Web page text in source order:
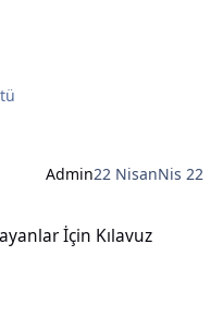
Admin22 NisanNis 22
İçin Kılavuz